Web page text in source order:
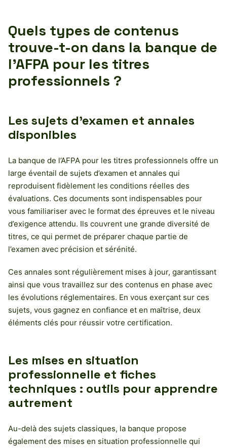
Quels types de contenus
trouve-t-on dans la banque de
l’AFPA pour les titres
professionnels ?
Les sujets d’examen et annales
disponibles
La banque de l’AFPA pour les titres professionnels offre un
large éventail de sujets d’examen et annales qui
reproduisent fidèlement les conditions réelles des
évaluations. Ces documents sont indispensables pour
vous familiariser avec le format des épreuves et le niveau
d’exigence attendu. Ils couvrent une grande diversité de
titres, ce qui permet de préparer chaque partie de
l’examen avec précision et sérénité.
Ces annales sont régulièrement mises à jour, garantissant
ainsi que vous travaillez sur des contenus en phase avec
les évolutions réglementaires. En vous exerçant sur ces
sujets, vous gagnez en confiance et en maîtrise, deux
éléments clés pour réussir votre certification.
Les mises en situation
professionnelle et fiches
techniques : outils pour apprendre
autrement
Au-delà des sujets classiques, la banque propose
également des mises en situation professionnelle qui